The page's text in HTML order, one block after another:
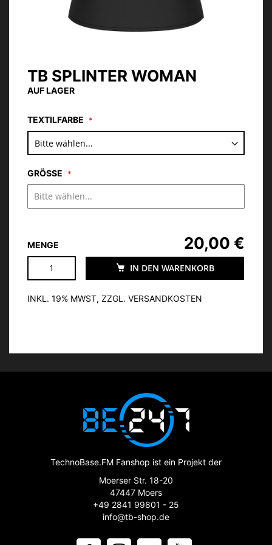
TB SPLINTER WOMAN
AUF LAGER
TEXTILFARBE
GRÖSSE
MENGE
IN DEN WARENKORB
20,00 €
INKL. 19% MWST, ZZGL. VERSANDKOSTEN
Zum
Anfang
der
springen
TechnoBase.FM Fanshop ist ein Projekt der
Moerser Str. 18-20
47447 Moers
+49 2841 99801 - 25
info@tb-shop.de